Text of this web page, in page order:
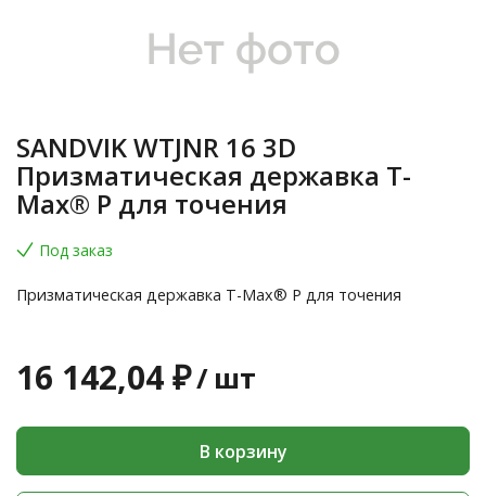
SANDVIK WTJNR 16 3D
Призматическая державка T-
Max® P для точения
Под заказ
Призматическая державка T-Max® P для точения
16 142,04 ₽/ шт
В корзину